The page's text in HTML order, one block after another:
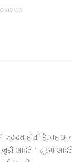
होती है, वह
से जुड़ी आदतें *